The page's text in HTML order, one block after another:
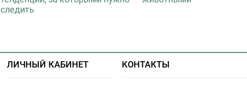
следить
ЛИЧНЫЙ КАБИНЕТ КОНТАКТЫ